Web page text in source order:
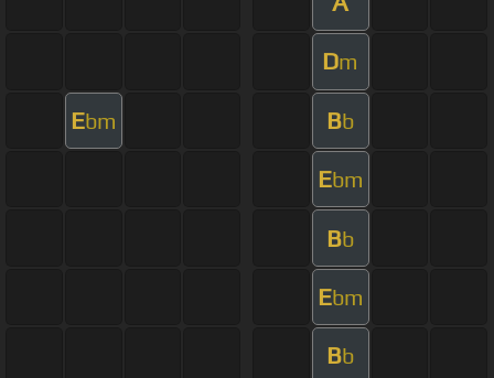
Dm
Ebm Bb
Ebm
Bb
Ebm
Bb